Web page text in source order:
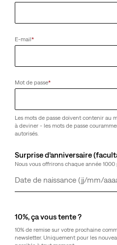
E-mail*
Mot de passe*
Les mots de passe doivent contenir au
à deviner - les mots de passe
autorisés.
Surprise d’anniversaire
Nous vous offrirons chaque année
Jour
Mois
Année
10%, ça vous tente ?
10% de remise sur votre prochaine
newsletter. Uniquement pour les